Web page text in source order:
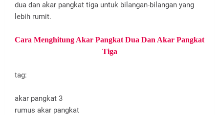
dua dan akar pangkat tiga untuk bilangan-bilangan yang
lebih rumit.
Cara Menghitung Akar Pangkat Dua Dan Akar Pangkat
Tiga
tag:
akar pangkat 3
rumus akar pangkat